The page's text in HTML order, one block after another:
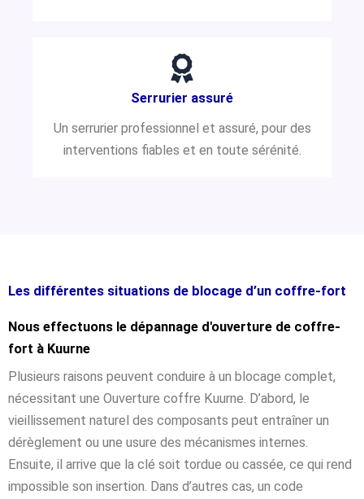
Serrurier assuré
Un serrurier professionnel et assuré, pour des
interventions fiables et en toute sérénité.
Les différentes situations de blocage d’un coffre-fort
Nous effectuons le dépannage d'ouverture de coffre-
fort à Kuurne
Plusieurs raisons peuvent conduire à un blocage complet,
nécessitant une Ouverture coffre Kuurne. D’abord, le
vieillissement naturel des composants peut entraîner un
dérèglement ou une usure des mécanismes internes.
Ensuite, il arrive que la clé soit tordue ou cassée, ce qui rend
impossible son insertion. Dans d’autres cas, un code